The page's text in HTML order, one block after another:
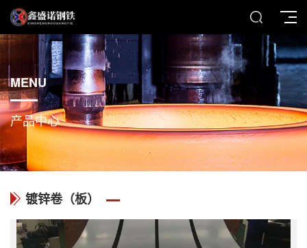
MENU
产品中心
镀锌卷（板）